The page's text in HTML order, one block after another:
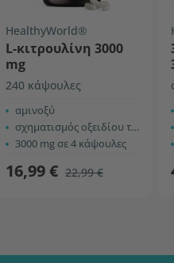
HealthyWorld®
L-κιτρουλίνη 3000
mg
240 κάψουλες
αμινοξύ
σχηματισμός οξειδίου του αζώτου
3000 mg σε 4 κάψουλες
16,99 € 22,99 €